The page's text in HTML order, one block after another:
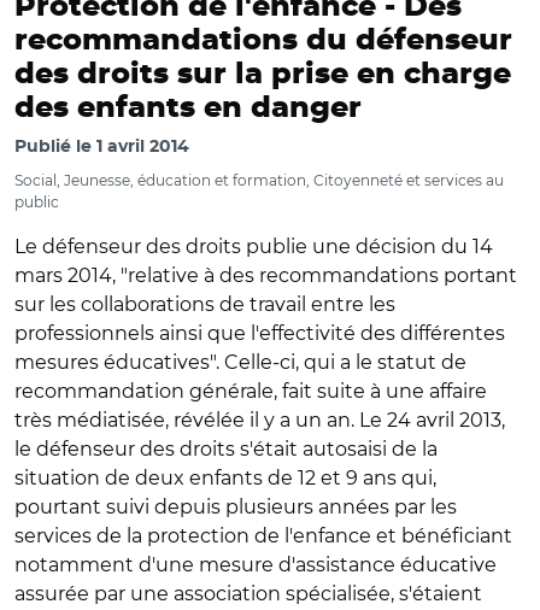
Protection de l'enfance - Des
recommandations du défenseur
des droits sur la prise en charge
des enfants en danger
Publié le 1 avril 2014
Social, Jeunesse, éducation et formation, Citoyenneté et services au
public
Le défenseur des droits publie une décision du 14
mars 2014, "relative à des recommandations portant
sur les collaborations de travail entre les
professionnels ainsi que l'effectivité des différentes
mesures éducatives". Celle-ci, qui a le statut de
recommandation générale, fait suite à une affaire
très médiatisée, révélée il y a un an. Le 24 avril 2013,
le défenseur des droits s'était autosaisi de la
situation de deux enfants de 12 et 9 ans qui,
pourtant suivi depuis plusieurs années par les
services de la protection de l'enfance et bénéficiant
notamment d'une mesure d'assistance éducative
assurée par une association spécialisée, s'étaient